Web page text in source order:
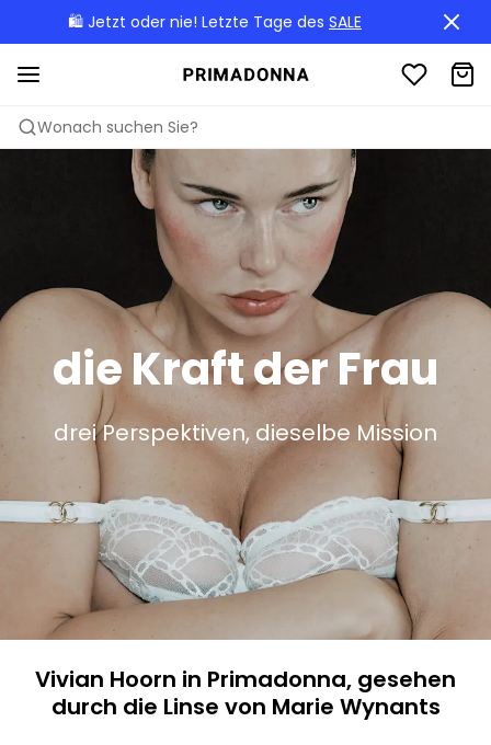
🛍️ Jetzt oder nie! Letzte Tage des SALE
Wonach suchen Sie?
die Kraft der Frau
drei Perspektiven, dieselbe Mission
Vivian Hoorn in Primadonna, gesehen
durch die Linse von Marie Wynants